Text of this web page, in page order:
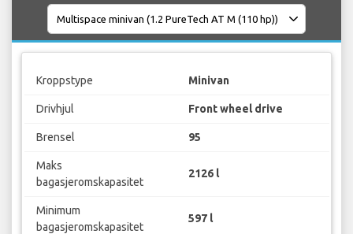
Kroppstype Minivan
Drivhjul Front wheel drive
Brensel 95
Maks
bagasjeromskapasitet
2126 l
Minimum
bagasjeromskapasitet
597 l